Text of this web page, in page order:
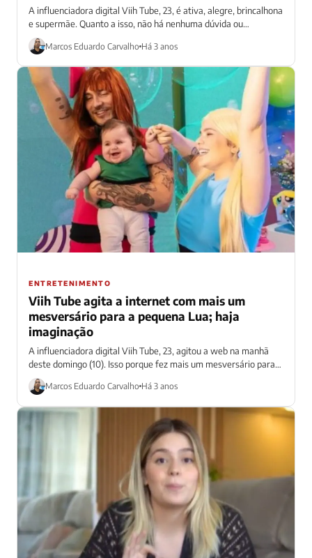
A influenciadora digital Viih Tube, 23, é ativa, alegre, brincalhona
e supermãe. Quanto a isso, não há nenhuma dúvida ou
questionamento, até...
Marcos Eduardo Carvalho Há 3 anos
ENTRETENIMENTO
Viih Tube agita a internet com mais um
mesversário para a pequena Lua; haja
imaginação
A influenciadora digital Viih Tube, 23, agitou a web na manhã
deste domingo (10). Isso porque fez mais um mesversário para
sua...
Marcos Eduardo Carvalho Há 3 anos